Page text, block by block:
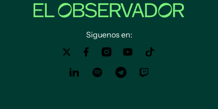
Siguenos en: